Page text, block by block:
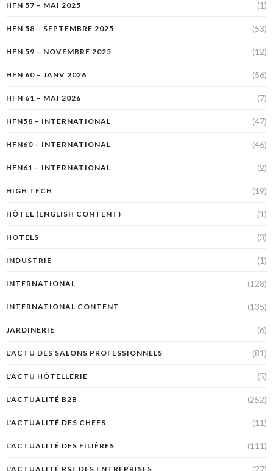
HFN 57 – MAI 2025 (1)
HFN 58 – SEPTEMBRE 2025 (53)
HFN 59 – NOVEMBRE 2025 (12)
HFN 60 – JANV 2026 (56)
HFN 61 – MAI 2026 (7)
HFN58 – INTERNATIONAL (47)
HFN60 – INTERNATIONAL (46)
HFN61 – INTERNATIONAL (2)
HIGH TECH (19)
HÔTEL (ENGLISH CONTENT) (1)
HOTELS (3)
INDUSTRIE (1)
INTERNATIONAL (128)
INTERNATIONAL CONTENT (135)
JARDINERIE (6)
L'ACTU DES SALONS PROFESSIONNELS (81)
L'ACTU HÔTELLERIE (5)
L'ACTUALITÉ B2B (252)
L'ACTUALITÉ DES CHEFS (11)
L'ACTUALITÉ DES FILIÈRES (111)
L'ACTUALITÉ RSE DES ENTREPRISES (27)